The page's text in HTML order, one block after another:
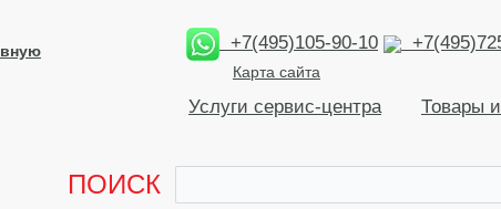
+7(495)105-90-10
Карта сайта
Услуги сервис-центра Товары
ПОИСК